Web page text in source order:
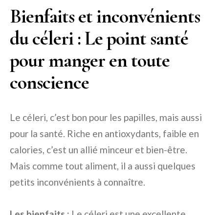
Bienfaits et inconvénients
du céleri : Le point santé
pour manger en toute
conscience
Le céleri, c’est bon pour les papilles, mais aussi
pour la santé. Riche en antioxydants, faible en
calories, c’est un allié minceur et bien-être.
Mais comme tout aliment, il a aussi quelques
petits inconvénients à connaître.